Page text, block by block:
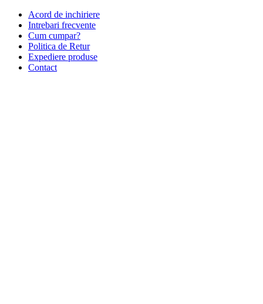
Acord de inchiriere
Intrebari frecvente
Cum cumpar?
Politica de Retur
Expediere produse
Contact